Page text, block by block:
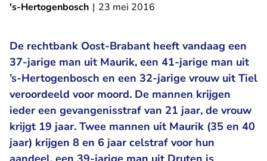
's-Hertogenbosch | 23 mei 2016
De rechtbank Oost-Brabant heeft vandaag een
37-jarige man uit Maurik, een 41-jarige man uit
’s-Hertogenbosch en een 32-jarige vrouw uit Tiel
veroordeeld voor moord. De mannen krijgen
ieder een gevangenisstraf van 21 jaar, de vrouw
krijgt 19 jaar. Twee mannen uit Maurik (35 en 40
jaar) krijgen 8 en 6 jaar celstraf voor hun